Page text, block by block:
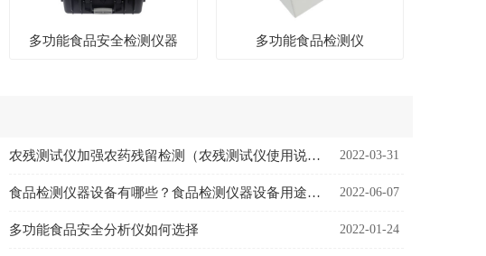
多功能食品安全检测仪器 多功能食品检测仪
农残测试仪加强农药残留检测（农残测试仪使用说明） 2022-03-31
食品检测仪器设备有哪些？食品检测仪器设备用途是什么 2022-06-07
多功能食品安全分析仪如何选择 2022-01-24